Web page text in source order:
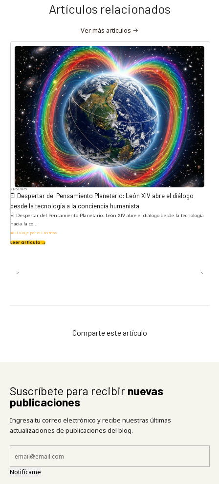
Artículos relacionados
Ver más artículos
21/6/2025
El Despertar del Pensamiento Planetario: León XIV abre el diálogo
desde la tecnología a la conciencia humanista
El Despertar del Pensamiento Planetario: León XIV abre el diálogo desde la tecnología
hacia la co...
El Viaje por el Cosmos
Leer artículo
Comparte este artículo
Suscríbete para recibir nuevas
publicaciones
Ingresa tu correo electrónico y recibe nuestras últimas
actualizaciones de publicaciones del blog.
Notifícame